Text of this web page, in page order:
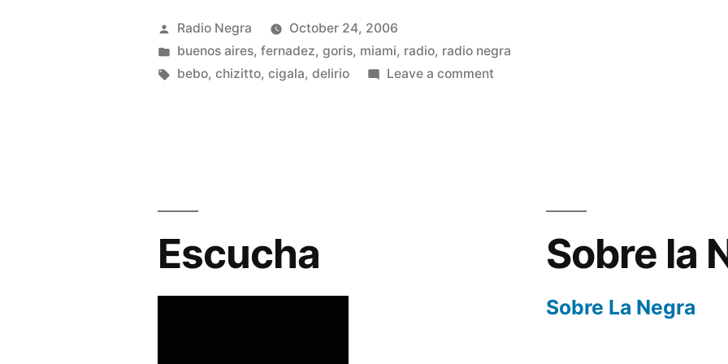
Posted
by
Radio Negra
October 24, 2006
Posted
in
buenos aires,fernadez,goris, miami, radio, radio negra
Tags:
bebo,chizitto,cigala,delirio Leave a comment
Escucha Sobre la
Sobre La Negra